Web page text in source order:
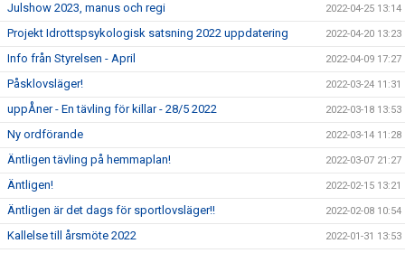
Julshow 2023, manus och regi 2022-04-25 13:14
Projekt Idrottspsykologisk satsning 2022 uppdatering 2022-04-20 13:23
Info från Styrelsen - April 2022-04-09 17:27
Påsklovsläger! 2022-03-24 11:31
uppÅner - En tävling för killar - 28/5 2022 2022-03-18 13:53
Ny ordförande 2022-03-14 11:28
Äntligen tävling på hemmaplan! 2022-03-07 21:27
Äntligen! 2022-02-15 13:21
Äntligen är det dags för sportlovsläger!! 2022-02-08 10:54
Kallelse till årsmöte 2022 2022-01-31 13:53